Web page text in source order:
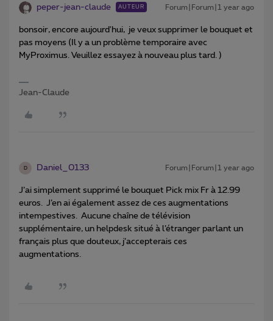
peper-jean-claude AUTEUR Forum|Forum|1 year ago
bonsoir, encore aujourd'hui, je veux supprimer le bouquet et
pas moyens (Il y a un problème temporaire avec
MyProximus. Veuillez essayez à nouveau plus tard. )
Jean-Claude
D Daniel_0133 Forum|Forum|1 year ago
J’ai simplement supprimé le bouquet Pick mix Fr à 12.99
euros. J’en ai également assez de ces augmentations
intempestives. Aucune chaîne de télévision
supplémentaire, un helpdesk situé à l’étranger parlant un
français plus que douteux, j’accepterais ces
augmentations.